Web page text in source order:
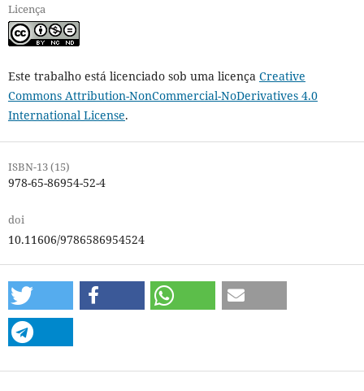
Licença
Este trabalho está licenciado sob uma licença Creative
Commons Attribution-NonCommercial-NoDerivatives 4.0
International License.
ISBN-13 (15)
978-65-86954-52-4
doi
10.11606/9786586954524